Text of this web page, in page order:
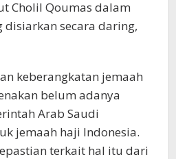
Cholil Qoumas dalam
disiarkan secara daring,
keberangkatan jemaah
belum adanya
Arab Saudi
jemaah haji Indonesia.
terkait hal itu dari